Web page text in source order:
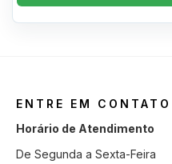
ENTRE EM CONTATO
Horário de Atendimento
De Segunda a Sexta-Feira